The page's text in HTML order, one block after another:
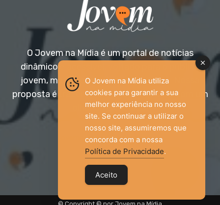
O Jovem na Mídia é um portal de notícias
dinâmico e acessível, voltado para o público
jovem, mas aberto a todas as idades. Nossa
proposta é trazer informação relevante com um
olhar diferenciado.
Entre em contato:
jovemnamidia2017@gmail.com
O Jovem na Mídia utiliza
cookies para garantir a sua
melhor experiência no nosso
site. Se continuar a utilizar o
nosso site, assumiremos que
concorda com a nossa
Política de Privacidade.
Aceito